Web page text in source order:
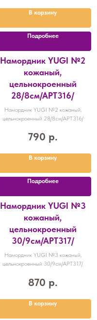
В корзину
Подробнее
Намордник YUGI №2
кожаный,
цельнокроенный
28/8см/АРТ316/
Намордник YUGI №2 кожаный,
цельнокроенный 28/8см/АРТ316/
790 р.
В корзину
Подробнее
Намордник YUGI №3
кожаный,
цельнокроенный
30/9см/АРТ317/
Намордник YUGI №3 кожаный,
цельнокроенный 30/9см/АРТ317/
870 р.
В корзину